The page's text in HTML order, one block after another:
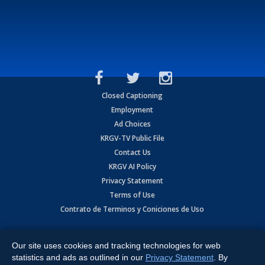
Closed Captioning
Employment
Ad Choices
KRGV-TV Public File
Contact Us
KRGV AI Policy
Privacy Statement
Terms of Use
Contrato de Terminos y Coniciones de Uso
Expressway, Weslaco, TX 78596.
All Rights Reserved. Powered by:Ruby Shore Software
Our site uses cookies and tracking technologies for web
statistics and ads as outlined in our Privacy Statement . By